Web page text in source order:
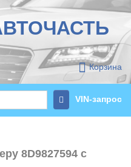
Корзина
VIN-запрос
8D9827594 с